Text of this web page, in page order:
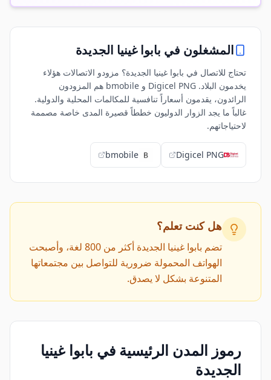
المشغلون في بابوا غينيا الجديدة
تحتاج للاتصال في بابوا غينيا الجديدة؟ مزودو الاتصالات هؤلاء
يخدمون البلاد. Digicel PNG و bmobile هم المزودون
الرائدون، يقدمون أسعاراً تنافسية للمكالمات المحلية والدولية.
غالباً ما يجد الزوار الدوليون خططاً قصيرة المدى خاصة مصممة
لاحتياجاتهم.
Digicel PNG
bmobile
هل كنت تعلم؟
تضم بابوا غينيا الجديدة أكثر من 800 لغة، وأصبحت
الهواتف المحمولة ضرورية للتواصل بين مجتمعاتها
المتنوعة بشكل لا يصدق.
رموز المدن الرئيسية في بابوا غينيا
الجديدة